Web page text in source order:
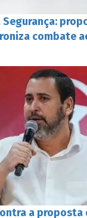
Segurança:
combate
a